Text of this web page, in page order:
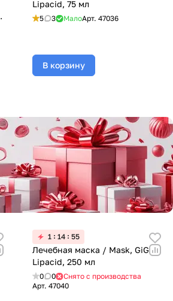
Lipacid, 75 мл
5 3 МалоАрт. 47036
В корзину
1 14 55
Лечебная маска / Mask, GiGi,
Lipacid, 250 мл
0 0
Снято с производства
Арт. 47040